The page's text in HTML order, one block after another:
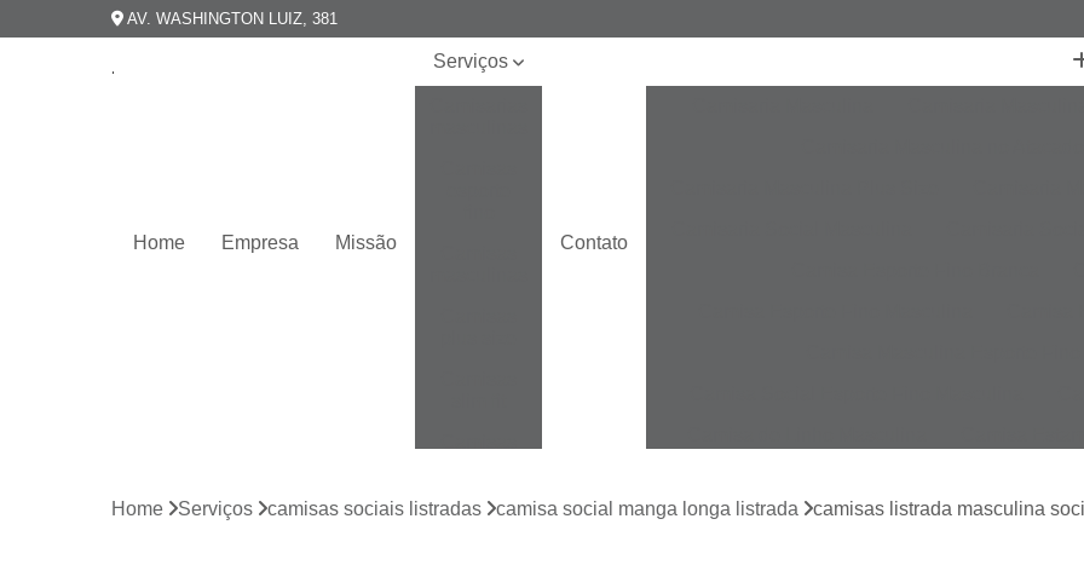
AV. WASHINGTON LUIZ, 381
Home Empresa Missão
Serviços
Contato
Camisa Masculina
Camisa Masculina
Home Serviços camisas sociais listradas camisa social manga longa listrada camisas listrada masculina